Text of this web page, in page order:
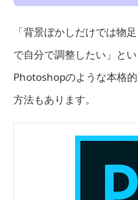
「背景ぼかしだけでは物
で自分で調整したい」と
Photoshopのような本格
方法もあります。